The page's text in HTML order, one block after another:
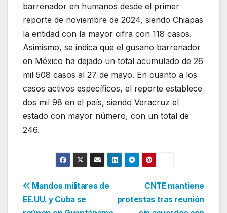
barrenador en humanos desde el primer
reporte de noviembre de 2024, siendo Chiapas
la entidad con la mayor cifra con 118 casos.
Asimismo, se indica que el gusano barrenador
en México ha dejado un total acumulado de 26
mil 508 casos al 27 de mayo. En cuanto a los
casos activos específicos, el reporte establece
dos mil 98 en el país, siendo Veracruz el
estado con mayor número, con un total de
246.
Navegación
CNTE mantiene
protestas tras reunión
Mandos militares de
EE.UU. y Cuba se